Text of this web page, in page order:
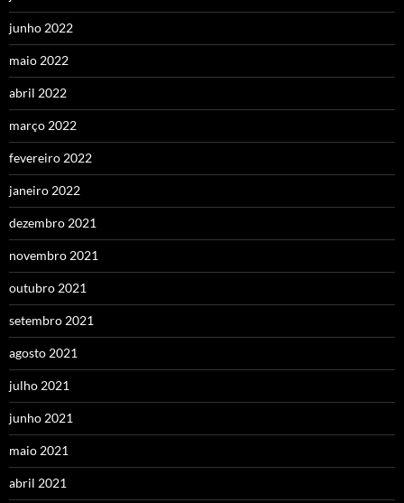
junho 2022
maio 2022
abril 2022
março 2022
fevereiro 2022
janeiro 2022
dezembro 2021
novembro 2021
outubro 2021
setembro 2021
agosto 2021
julho 2021
junho 2021
maio 2021
abril 2021